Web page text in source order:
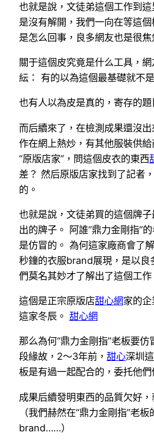
也就是說，文徒弟這個工作到
是沒有解開，我們一向在等這
是怎么回事，良多網友也是很焦
關于這個皮究竟是什么工具，網
紜： 有的以為這個最基礎就不
也有人以為皮是真的，寄存的題
而后續來了，在檢測成果還沒
作在網上熱炒，有其他服裝供給
“原版店家”，問這個皮衣的東西
差？ 然后原版店家找到了記者
的。
也就是說，文徒弟買的這個牌
出的牌子。 阿誰“鼎力金剛指”
是仿冒的。 為何這家廠商會了
秒鐘的衣服brand展現，是以良
們莫名其妙才了解出了這個工作
這個是正宗原版店甜心網家的
這家冬辰。 甜心網
那么為何“鼎力金剛指”老板要
段緣故，2～3年前， 甜心深圳
板是有過一起配合的，委托他們
成果后續發明東西的品質欠好
（我們赫然在“鼎力金剛指”老
brand……）